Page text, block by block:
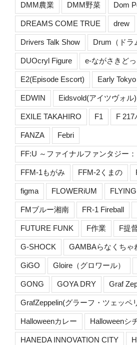
DMM農業 DMM野菜 Dom
DREAMS COME TRUE drew
Drivers Talk Show Drum（ドラ
DUOcryl Figure e-ながさきど
E2(Episode Escort) Early
EDWIN Eidsvold(アイツヴォル)
EXILE TAKAHIRO F1 F 217
FANZA Febri
FF:U ～ファイナルファンタジー
FFM-1もがみ FFM-2くまの
figma FLOWERiUM
FMブルー湘南 FR-1 Fireball
FUTURE FUNK F作業 F提
G-SHOCK GAMBAらなくちゃ
GiGO Gloire（グロワール）
GONG GOYA DRY Graf
GrafZeppelin(グラーフ・ツェッペ
Halloweenカレー Halloweenシ
HANEDA INNOVATION CITY